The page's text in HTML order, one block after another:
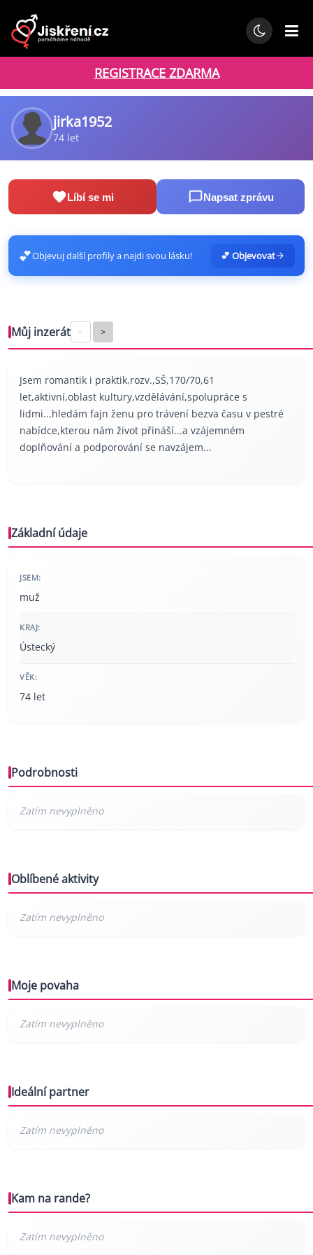
REGISTRACE ZDARMA
jirka1952
74 let
Líbí se mi Napsat zprávu
💕Objevuj další profily a najdi svou lásku! 💕 Objevovat
Můj inzerát < >
Jsem romantik i praktik,rozv.,SŠ,170/70,61
let,aktivní,oblast kultury,vzdělávání,spolupráce s
lidmi...hledám fajn ženu pro trávení bezva času v pestré
nabídce,kterou nám život přináší...a vzájemném
doplňování a podporování se navzájem...
Základní údaje
JSEM:
muž
KRAJ:
Ústecký
VĚK:
74 let
Podrobnosti
Oblíbené aktivity
Moje povaha
Ideální partner
Kam na rande?